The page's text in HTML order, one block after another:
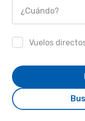
¿Cuándo?
Vuelos